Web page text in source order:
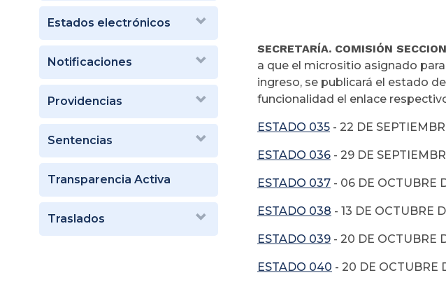
Estados electrónicos
Notificaciones
Providencias
Sentencias
Transparencia Activa
Traslados
SECRETARÍA. COMISIÓN
a que el micrositio asignado
ingreso, se publicará el estado
funcionalidad el enlace
ESTADO 035 - 22 DE
ESTADO 036 - 29 DE
ESTADO 037 - 06 DE OCTUBRE
ESTADO 038 - 13 DE OCTUBRE
ESTADO 039 - 20 DE OCTUBRE
ESTADO 040 - 20 DE OCTUBRE